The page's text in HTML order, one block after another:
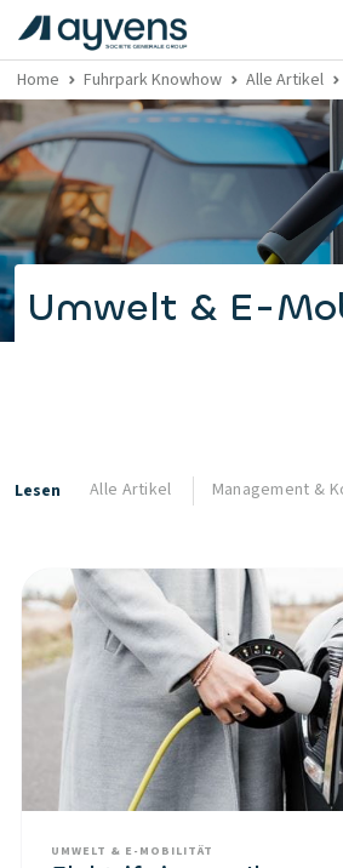
Home Fuhrpark Knowhow Alle Artikel
Umwelt & E-
Lesen Alle Artikel Management &
UMWELT & E-MOBILITÄT